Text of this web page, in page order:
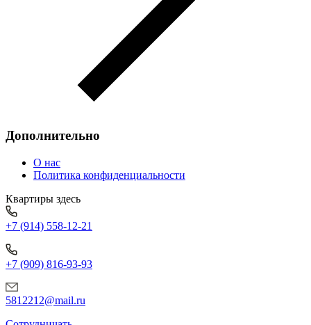
Дополнительно
О нас
Политика конфиденциальности
Квартиры здесь
+7 (914) 558-12-21
+7 (909) 816-93-93
5812212@mail.ru